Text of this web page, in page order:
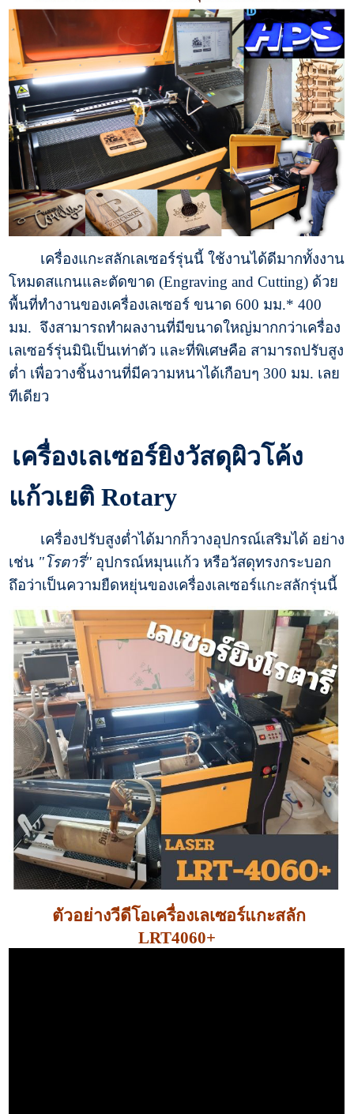
เครื่องแกะสลักเลเซอร์รุ่นนี้ ใช้งานได้ดีมากทั้งงาน
โหมดสแกนและตัดขาด (Engraving and Cutting) ด้วย
พื้นที่ทำงานของเครื่องเลเซอร์ ขนาด 600 มม.* 400
มม. จึงสามารถทำผลงานที่มีขนาดใหญ่มากกว่าเครื่อง
เลเซอร์รุ่นมินิเป็นเท่าตัว และที่พิเศษคือ สามารถปรับสูง
ต่ำ เพื่อวางชิ้นงานที่มีความหนาได้เกือบๆ 300 มม. เลย
ทีเดียว
เครื่องเลเซอร์ยิงวัสดุผิวโค้ง
แก้วเยติ Rotary
เครื่องปรับสูงต่ำได้มากก็วางอุปกรณ์เสริมได้ อย่าง
เช่น "โรตารี่" อุปกรณ์หมุนแก้ว หรือวัสดุทรงกระบอก
ถึอว่าเป็นความยืดหยุ่นของเครื่องเลเซอร์แกะสลักรุ่นนี้
ตัวอย่างวีดีโอเครื่องเลเซอร์แกะสลัก
LRT4060+